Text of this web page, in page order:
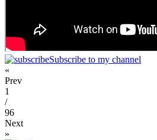
Subscribe to my channel
«
Prev
1
/
96
Next
»